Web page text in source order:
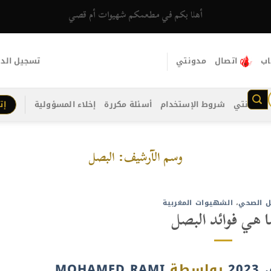
أهلا بكم في مطعمكم شهيوات أم قصي
اتصال مدونتي تسجيل
مدونتي شروط الإستخدام أسئلة مكررة إخلاء المسؤولية
وسم الآرشيف: البصل
الصحي، الشهيوات المغربية
هي فوائد البصل